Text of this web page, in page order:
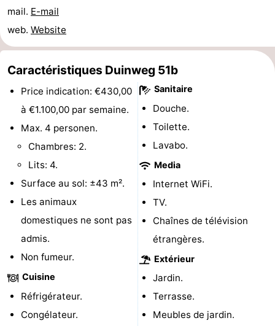
jeux
de
jeux
intérieures
Bowling
Centres
de
bien-
être
Villages
&
villes
Nature
Visites
guidées
Sports
Piscines
-
Faire
vélo
Randonnée
Équitation
Terrains
de
Peche
-
mail. E-mail
web. Website
Caractéristiques Duinweg 51b
Price indication: €430,00
à €1.100,00 par semaine.
Max. 4 personen.
Chambres: 2.
Lits: 4.
Surface au sol: ±43 m².
Les animaux
domestiques ne sont pas
admis.
Non fumeur.
Cuisine
Réfrigérateur.
Congélateur.
Sanitaire
Douche.
Toilette.
Lavabo.
Media
Internet WiFi.
TV.
Chaînes de télévision
étrangères.
Extérieur
Jardin.
Terrasse.
Meubles de jardin.